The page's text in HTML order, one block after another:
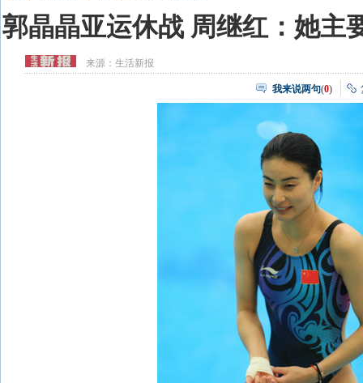
郭晶晶亚运休战 周继红：她主
来源：生活新报
我来说两句(0)